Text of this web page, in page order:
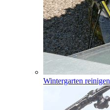
Wintergarten reinigen